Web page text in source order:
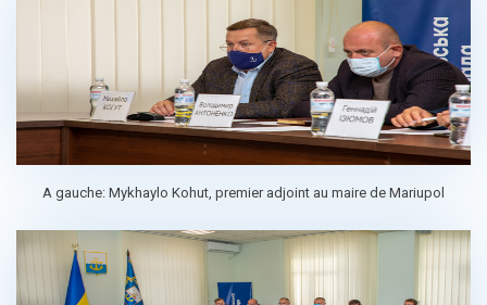
A gauche: Mykhaylo Kohut, premier adjoint au maire de Mariupol